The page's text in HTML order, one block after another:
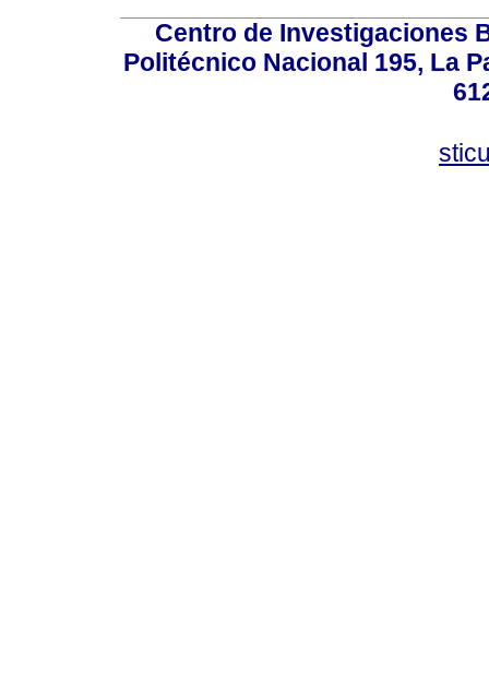
Centro de Investigaciones
Politécnico Nacional 195, La